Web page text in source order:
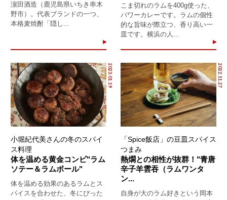
濵田酒造（鹿児島県いちき串木
野市）。代表ブランドの一つ、
本格麦焼酎「隠し...
こま切れのラムを400g使った、
パワーカレーです。ラムの個性
的な旨味が際立つ、香り高い一
皿です。横浜の人...
2023.01.19
小堀紀代美さんの冬のスパイ
ス料理
体を温める黄金コンビ"ラム
ソテー＆ラムボール"
体を温める効果のあるラムとス
パイスを合わせた、冬にぴった
2022.11.27
「Spice飯店」の豆皿スパイス
つまみ
熱燗との相性が抜群！"青唐
辛子羊雲吞（ラムワンタ
ン...
自身が大のラム好きという岡本